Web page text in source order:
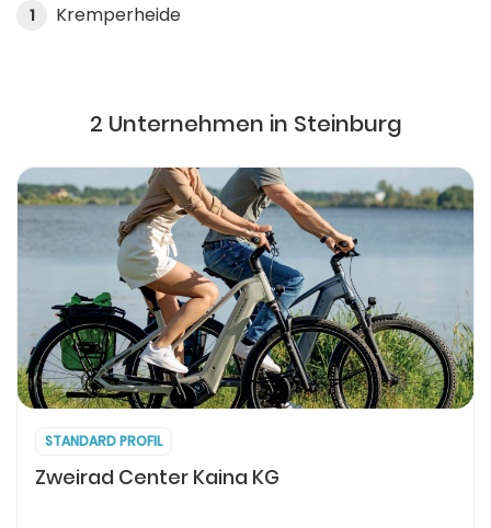
1 Kremperheide
2 Unternehmen in Steinburg
STANDARD PROFIL
Zweirad Center Kaina KG